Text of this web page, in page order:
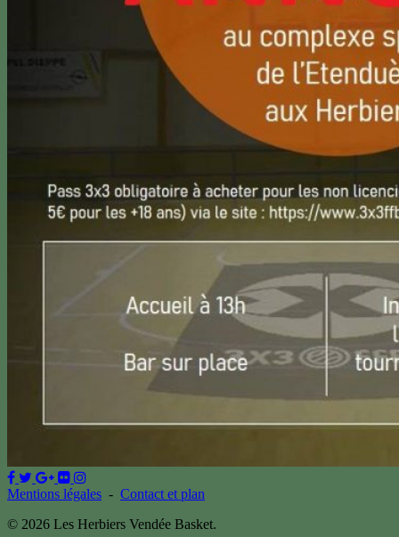
Mentions légales - Contact et plan
© 2026 Les Herbiers Vendée Basket.